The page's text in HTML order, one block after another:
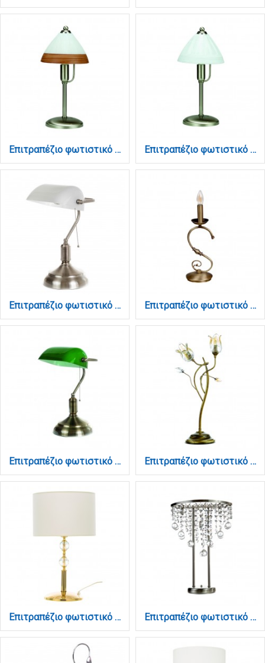
Επιτραπέζιο φωτιστικό από νίκελ ματ μέταλλο και καφέ γυαλί 1XE14 D:34cm (3432-Καφέ) Επιτραπέζιο φωτιστικό από νίκελ ματ μέταλλο και λευκό γυαλί 1XE14 D:34cm (3432-Λευκό)
Επιτραπέζιο φωτιστικό από νίκελ ματ μέταλλο και λευκό γυαλί 1XE27 D:38cm (3431-ΝM) Επιτραπέζιο φωτιστικό από οξυντέ μέταλλο 1XE14 D:37cm (3443)
Επιτραπέζιο φωτιστικό από οξυντέ μέταλλο και πράσινο γυαλί 1XE27 D:38cm (3431-BR) Επιτραπέζιο φωτιστικό από οξυντέ μέταλλο κρύσταλλα και μελί γυαλί 2XG9 D:45cm (3324-Οξυντέ)
Επιτραπέζιο φωτιστικό από χρυσό μέταλλο κρύσταλλο και υφασμάτινο καπέλο 1XE27 D:59cm (3422-Χρυσό) Επιτραπέζιο φωτιστικό από χρώμιο μέταλλο και διάφανα κρύσταλλα 3XG9 D:52cm (3360)